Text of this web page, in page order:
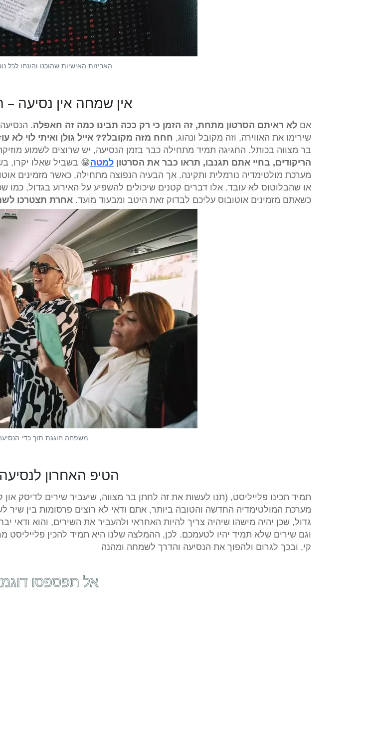
האריזות האישיות שהוכנו והונחו לכל
אין שמחה אין נסיעה –
אם לא ראיתם הסרטון מתחת, זה הזמן כי רק ככה תבינו כמה זה חאפלה.
שירימו את האווירה, וזה מקובל ונהוג, חחח מזה מקובל?? אייל גולן ואיתי לוי לא
בר מצווה בכותל. החגיגה תמיד מתחילה כבר בזמן הנסיעה, יש שרוצים לשמוע
הריקודים, בחיי אתם תגנבו, תראו כבר את הסרטון למטה😁 בשביל שאלו יקרו,
מערכת מולטימדיה נורמלית ותקינה. אך הבעיה הנפוצה מתחילה, כאשר מזמינים
או שהבלוטוס לא עובד. אלו דברים קטנים שיכולים להשפיע על האירוע בגדול, כמו
כשאתם מזמינים אוטובוס עליכם לבדוק זאת היטב ומבעוד מועד. אחרת תצטרכו
משפחה חוגגת תוך כדי
הטיפ האחרון
תמיד תכינו פלייליסט, (תנו לעשות את זה לחתן בר מצווה, שיעביר שירים לדיסק
מערכת המולטימדיה החדשה והטובה ביותר, אתם ודאי לא רוצים פרסומות בין שיר
גדול, שכן יהיה מישהו שיהיה צריך להיות האחראי ולהעביר את השירים, והוא
וגם שירים שלא תמיד יהיו לטעמכם. לכן, ההמלצה שלנו היא תמיד להכין פלייליסט
קי, ובכך לגרום ולהפוך את הנסיעה והדרך לשמחה ומהנה
אל תפספסו